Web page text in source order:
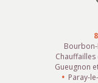
Gueugnon
Paray-